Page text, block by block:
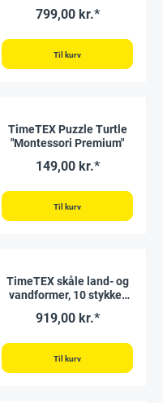
799,00 kr.*
Til kurv
TimeTEX Puzzle Turtle
"Montessori Premium"
149,00 kr.*
Til kurv
TimeTEX skåle land- og
vandformer, 10 stykker
919,00 kr.*
Til kurv